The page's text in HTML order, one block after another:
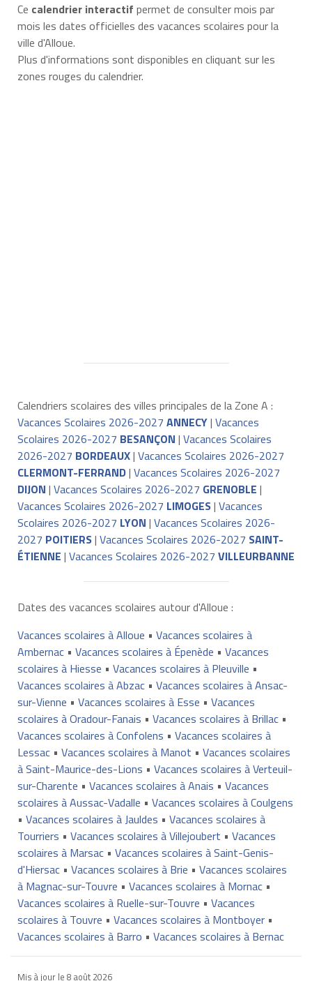
Ce calendrier interactif permet de consulter mois par
mois les dates officielles des vacances scolaires pour la
ville d'Alloue.
Plus d'informations sont disponibles en cliquant sur les
zones rouges du calendrier.
Calendriers scolaires des villes principales de la Zone A :
Vacances Scolaires 2026-2027 ANNECY| Vacances
Scolaires 2026-2027 BESANÇON | Vacances Scolaires
2026-2027 BORDEAUX| Vacances Scolaires 2026-2027
CLERMONT-FERRAND| Vacances Scolaires 2026-2027
DIJON | Vacances Scolaires 2026-2027 GRENOBLE |
Vacances Scolaires 2026-2027 LIMOGES| Vacances
Scolaires 2026-2027 LYON | Vacances Scolaires 2026-
2027 POITIERS| Vacances Scolaires 2026-2027 SAINT-
ÉTIENNE | Vacances Scolaires 2026-2027 VILLEURBANNE
Dates des vacances scolaires autour d'Alloue :
Vacances scolaires à Alloue • Vacances scolaires à
Ambernac• Vacances scolaires à Épenède • Vacances
scolaires à Hiesse • Vacances scolaires à Pleuville •
Vacances scolaires à Abzac• Vacances scolaires à Ansac-
sur-Vienne • Vacances scolaires à Esse • Vacances
scolaires à Oradour-Fanais • Vacances scolaires à Brillac•
Vacances scolaires à Confolens • Vacances scolaires à
Lessac• Vacances scolaires à Manot • Vacances scolaires
à Saint-Maurice-des-Lions • Vacances scolaires à Verteuil-
sur-Charente • Vacances scolaires à Anais • Vacances
scolaires à Aussac-Vadalle • Vacances scolaires à Coulgens
• Vacances scolaires à Jauldes • Vacances scolaires à
Tourriers • Vacances scolaires à Villejoubert • Vacances
scolaires à Marsac• Vacances scolaires à Saint-Genis-
d'Hiersac• Vacances scolaires à Brie • Vacances scolaires
à Magnac-sur-Touvre • Vacances scolaires à Mornac•
Vacances scolaires à Ruelle-sur-Touvre • Vacances
scolaires à Touvre • Vacances scolaires à Montboyer•
Vacances scolaires à Barro • Vacances scolaires à Bernac
Mis à jour le 8 août 2026